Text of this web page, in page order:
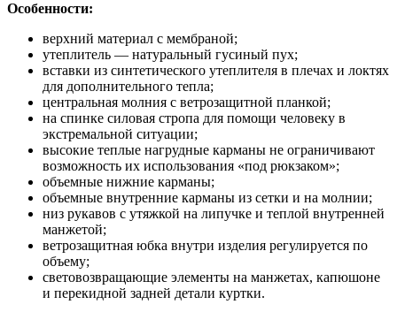
Особенности:
верхний материал с мембраной;
утеплитель — натуральный гусиный пух;
вставки из синтетического утеплителя в плечах и локтях
для дополнительного тепла;
центральная молния с ветрозащитной планкой;
на спинке силовая стропа для помощи человеку в
экстремальной ситуации;
высокие теплые нагрудные карманы не ограничивают
возможность их использования «под рюкзаком»;
объемные нижние карманы;
объемные внутренние карманы из сетки и на молнии;
низ рукавов с утяжкой на липучке и теплой внутренней
манжетой;
ветрозащитная юбка внутри изделия регулируется по
объему;
световозвращающие элементы на манжетах, капюшоне
и перекидной задней детали куртки.